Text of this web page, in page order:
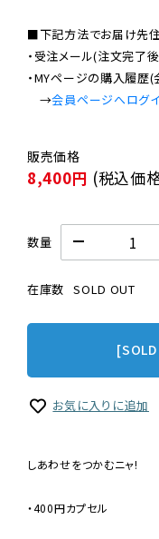
■下記方法でお届け先住
・受注メール(注文完了
・MYページの購入履歴
→会員ページへログ
8,400円 (税込価
数量
在庫数 SOLD OUT
お気に入りに追加
しあわせをつかむニャ!
・400円カプセル